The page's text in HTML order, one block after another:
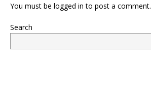
You must be logged in to post a comment.
Search